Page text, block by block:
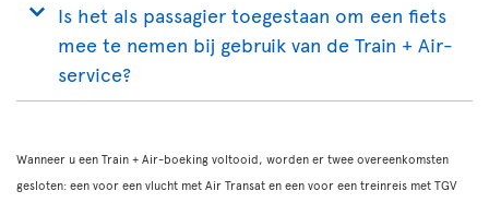
Is het als passagier toegestaan om een fiets
mee te nemen bij gebruik van de Train + Air-
service?
Wanneer u een Train + Air-boeking voltooid, worden er twee overeenkomsten
gesloten: een voor een vlucht met Air Transat en een voor een treinreis met TGV